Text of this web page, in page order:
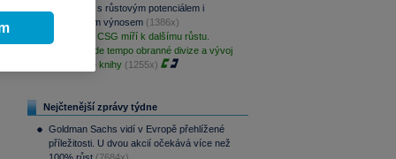
aristokraty s růstovým potenciálem i
pravidelným výnosem (1386x)
PREVIEW: CSG míří k dalšímu růstu.
Klíčové bude tempo obranné divize a vývoj
zakázkové knihy (1255x)
Nejčtenější zprávy týdne
Goldman Sachs vidí v Evropě přehlížené
příležitosti. U dvou akcií očekává více než